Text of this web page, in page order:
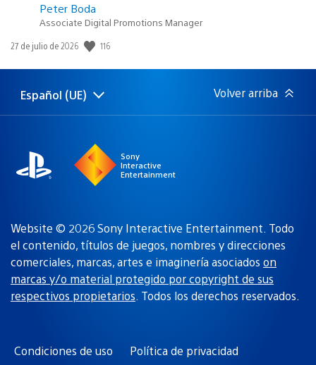
Peter Boda
Associate Digital Promotions Manager
Fecha
publicación:
27 de julio de 2026 116
Selecciona
Región
Español (UE) Volver arriba
Sony
Interactive
Entertainment
Website © 2026 Sony Interactive Entertainment. Todo
el contenido, títulos de juegos, nombres y direcciones
comerciales, marcas, artes e imaginería asociados on
marcas y/o material protegido por copyright de sus
respectivos propietarios. Todos los derechos reservados.
Condiciones de uso Política de privacidad